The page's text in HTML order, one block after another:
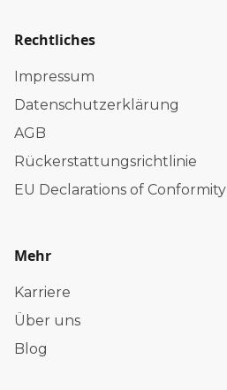
Rechtliches
Impressum
Datenschutzerklärung
AGB
Rückerstattungsrichtlinie
EU Declarations of Conformity
Mehr
Karriere
Über uns
Blog